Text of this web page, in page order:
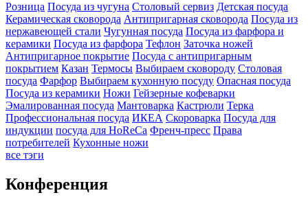
Розница Посуда из чугуна Столовый сервиз Детская посуда
Керамическая сковорода Антипригарная сковорода Посуда из
нержавеющей стали Чугунная посуда Посуда из фарфора и
керамики Посуда из фарфора Тефлон Заточка ножей
Антипригарное покрытие Посуда с антипригарным
покрытием Казан Термосы Выбираем сковороду Столовая
посуда Фарфор Выбираем кухонную посуду Опасная посуда
Посуда из керамики Ножи Гейзерные кофеварки
Эмалированная посуда Мантоварка Кастрюли Терка
Профессиональная посуда ИКЕА Скороварка Посуда для
индукции посуда для HoReCa Френч-пресс Права
потребителей Кухонные ножи
все тэги
Конференция